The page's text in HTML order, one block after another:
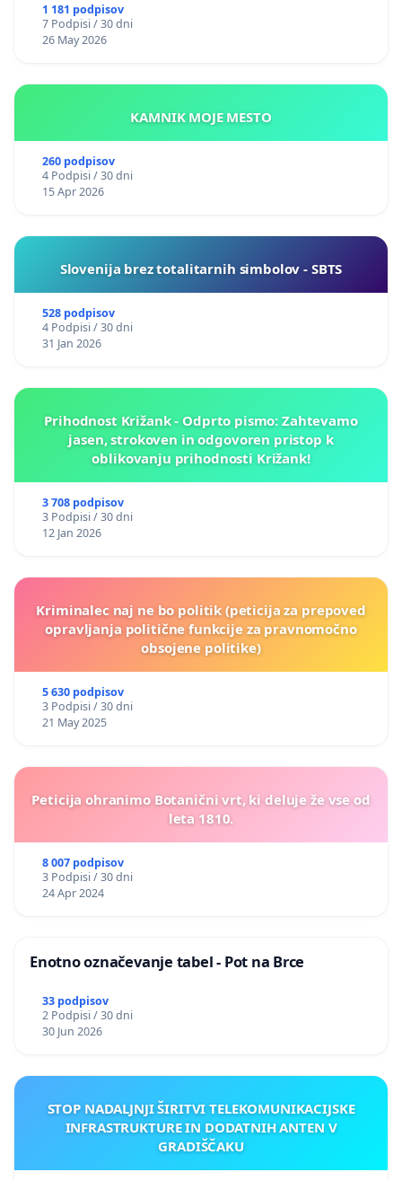
1 181 podpisov
7 Podpisi / 30 dni
26 May 2026
KAMNIK MOJE MESTO
260 podpisov
4 Podpisi / 30 dni
15 Apr 2026
Slovenija brez totalitarnih simbolov - SBTS
528 podpisov
4 Podpisi / 30 dni
31 Jan 2026
Prihodnost Križank - Odprto pismo: Zahtevamo
jasen, strokoven in odgovoren pristop k
oblikovanju prihodnosti Križank!
3 708 podpisov
3 Podpisi / 30 dni
12 Jan 2026
Kriminalec naj ne bo politik (peticija za prepoved
opravljanja politične funkcije za pravnomočno
obsojene politike)
5 630 podpisov
3 Podpisi / 30 dni
21 May 2025
Peticija ohranimo Botanični vrt, ki deluje že vse od
leta 1810.
8 007 podpisov
3 Podpisi / 30 dni
24 Apr 2024
Enotno označevanje tabel - Pot na Brce
33 podpisov
2 Podpisi / 30 dni
30 Jun 2026
STOP NADALJNJI ŠIRITVI TELEKOMUNIKACIJSKE
INFRASTRUKTURE IN DODATNIH ANTEN V
GRADIŠČAKU